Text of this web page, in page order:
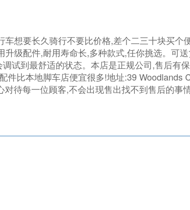
想要长久骑行不要比价格,差个二三十块买
级配件,耐用寿命长,多种款式,任你挑选。可
试到最舒适的状态。本店是正规公司,售后
件比本地脚车店便宜很多!地址:39
待每一位顾客,不会出现售出找不到售后的